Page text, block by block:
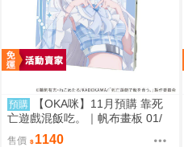
預購
【OKA咪】11月預購 靠死
亡遊戲混飯吃。｜帆布畫板 01/
(新繪插畫) (幽鬼)
售價 1140